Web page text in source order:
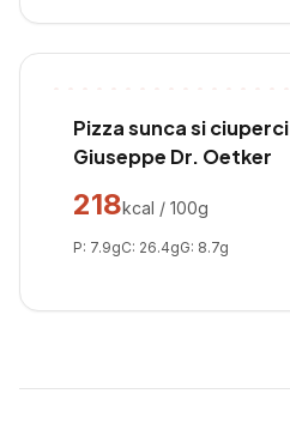
Pizza sunca si ciuperci
Giuseppe Dr. Oetker
218kcal / 100g
P: 7.9gC: 26.4gG: 8.7g